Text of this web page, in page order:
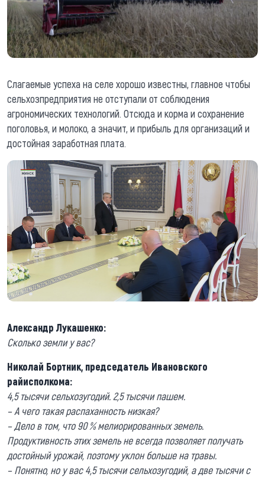
Слагаемые успеха на селе хорошо известны, главное чтобы
сельхозпредприятия не отступали от соблюдения
агрономических технологий. Отсюда и корма и сохранение
поголовья, и молоко, а значит, и прибыль для организаций и
достойная заработная плата.
Александр Лукашенко:
Сколько земли у вас?
Николай Бортник, председатель Ивановского
райисполкома:
4,5 тысячи сельхозугодий. 2,5 тысячи пашем.
– А чего такая распаханность низкая?
– Дело в том, что 90 % мелиорированных земель.
Продуктивность этих земель не всегда позволяет получать
достойный урожай, поэтому уклон больше на травы.
– Понятно, но у вас 4,5 тысячи сельхозугодий, а две тысячи с